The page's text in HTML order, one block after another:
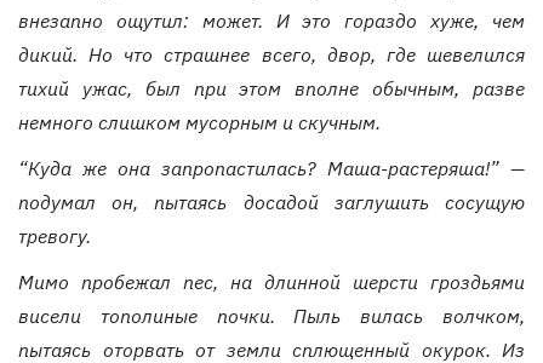
внезапно ощутил: может. И это гораздо хуже, чем
дикий. Но что страшнее всего, двор, где шевелился
тихий ужас, был при этом вполне обычным, разве
немного слишком мусорным и скучным.
“Куда же она запропастилась? Маша-растеряша!” —
подумал он, пытаясь досадой заглушить сосущую
тревогу.
Мимо пробежал пес, на длинной шерсти гроздьями
висели тополиные почки. Пыль вилась волчком,
пытаясь оторвать от земли сплющенный окурок. Из